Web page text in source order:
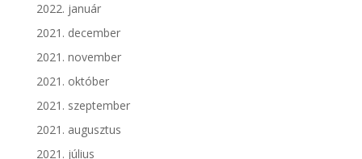
2022. január
2021. december
2021. november
2021. október
2021. szeptember
2021. augusztus
2021. július